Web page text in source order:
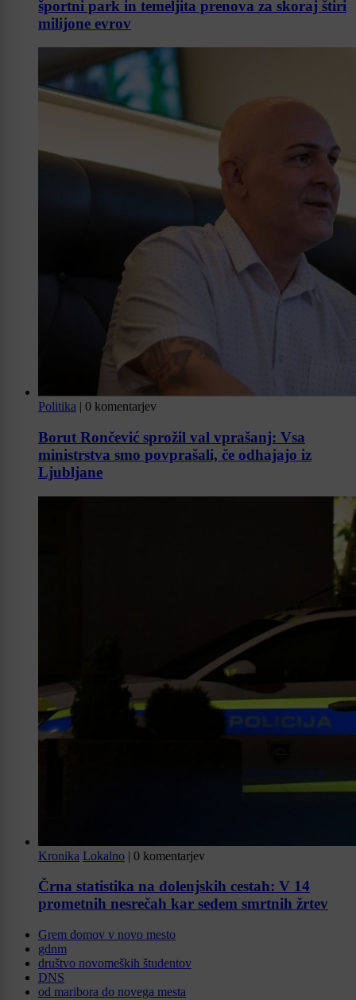
športni park in temeljita prenova za skoraj štiri
milijone evrov
Politika | 0 komentarjev
Borut Rončević sprožil val vprašanj: Vsa
ministrstva smo povprašali, če odhajajo iz
Ljubljane
Kronika Lokalno | 0 komentarjev
Črna statistika na dolenjskih cestah: V 14
prometnih nesrečah kar sedem smrtnih žrtev
Grem domov v novo mesto
gdnm
društvo novomeških študentov
DNS
od maribora do novega mesta